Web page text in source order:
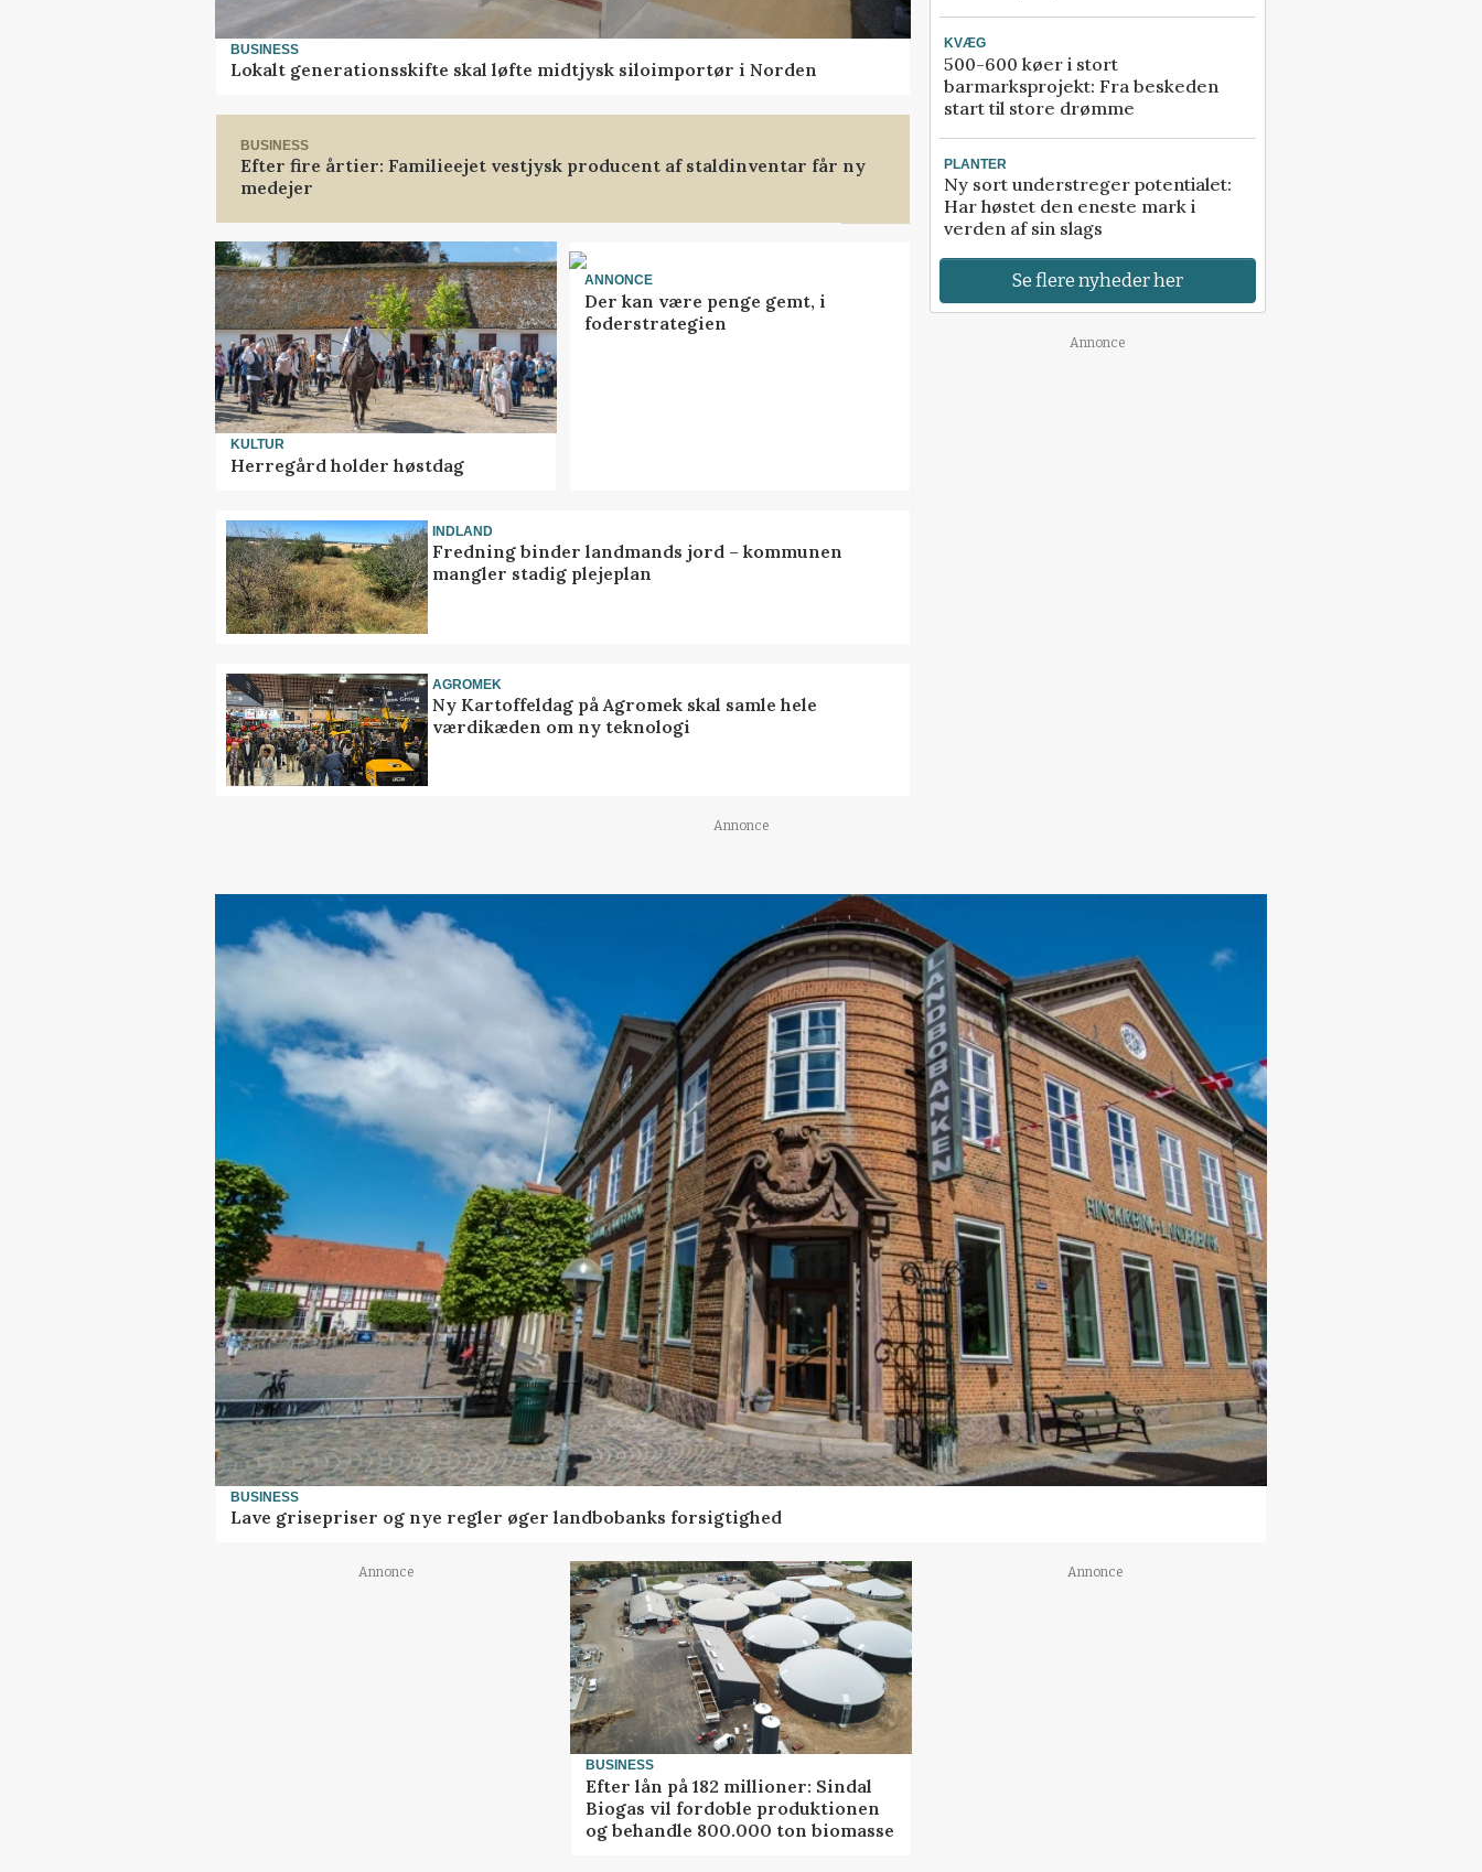
BUSINESS
Lokalt generationsskifte skal løfte midtjysk siloimportør i Norden
BUSINESS
Efter fire årtier: Familieejet vestjysk producent af staldinventar får ny
medejer
KULTUR
Herregård holder høstdag
ANNONCE
Der kan være penge gemt, i
foderstrategien
INDLAND
Fredning binder landmands jord – kommunen
mangler stadig plejeplan
AGROMEK
Ny Kartoffeldag på Agromek skal samle hele
værdikæden om ny teknologi
KVÆG
500-600 køer i stort
barmarksprojekt: Fra beskeden
start til store drømme
PLANTER
Ny sort understreger potentialet:
Har høstet den eneste mark i
verden af sin slags
Se flere nyheder her
Annonce
Annonce
BUSINESS
Lave grisepriser og nye regler øger landbobanks forsigtighed
Annonce
BUSINESS
Efter lån på 182 millioner: Sindal
Biogas vil fordoble produktionen
og behandle 800.000 ton biomasse
Annonce